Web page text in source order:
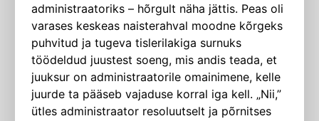
administraatoriks – hõrgult näha jättis. Peas oli
varases keskeas naiste­rahval moodne kõrgeks
puhvitud ja tugeva tislerilakiga surnuks
töödeldud juustest soeng, mis andis teada, et
juuksur on administraatorile omainimene, kelle
juurde ta pääseb vajaduse korral iga kell. „Nii,”
ütles administraator reso­luutselt ja põrnitses